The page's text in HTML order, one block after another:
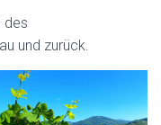
des
und zurück.